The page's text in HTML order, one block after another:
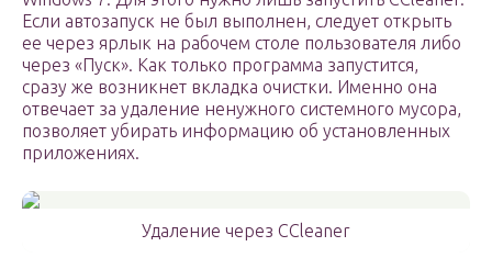
Если автозапуск не был выполнен, следует открыть
ее через ярлык на рабочем столе пользователя либо
через «Пуск». Как только программа запустится,
сразу же возникнет вкладка очистки. Именно она
отвечает за удаление ненужного системного мусора,
позволяет убирать информацию об установленных
приложениях.
Удаление через CCleaner